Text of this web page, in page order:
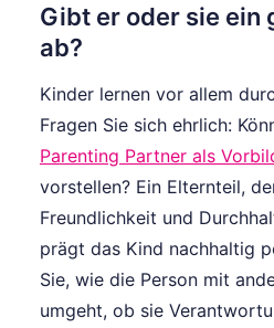
Gibt er oder sie ein
ab?
Kinder lernen vor allem
Fragen Sie sich ehrlich:
Parenting Partner als
vorstellen? Ein Elternteil,
Freundlichkeit und
prägt das Kind nachhaltig
Sie, wie die Person mit
umgeht, ob sie